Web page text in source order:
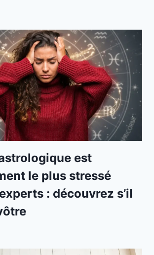
est
le plus stressé
: découvrez s’il